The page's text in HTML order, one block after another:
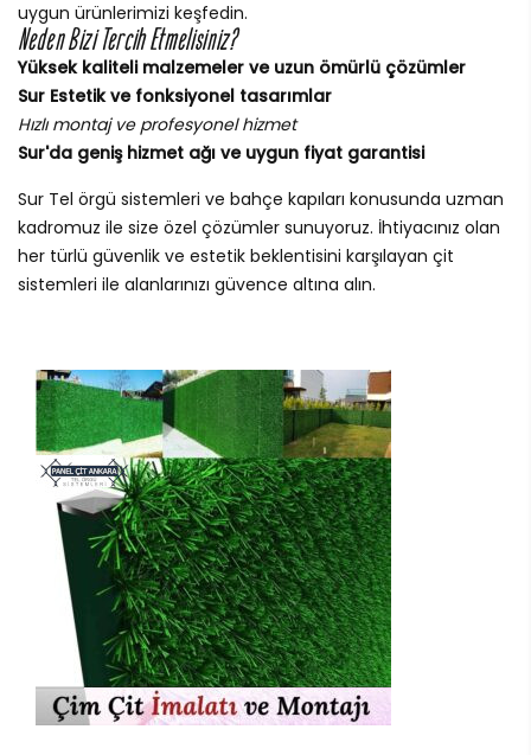
uygun ürünlerimizi keşfedin.
Neden Bizi Tercih Etmelisiniz?
Yüksek kaliteli malzemeler ve uzun ömürlü çözümler
Sur Estetik ve fonksiyonel tasarımlar
Hızlı montaj ve profesyonel hizmet
Sur'da geniş hizmet ağı ve uygun fiyat garantisi
Sur Tel örgü sistemleri ve bahçe kapıları konusunda uzman
kadromuz ile size özel çözümler sunuyoruz. İhtiyacınız olan
her türlü güvenlik ve estetik beklentisini karşılayan çit
sistemleri ile alanlarınızı güvence altına alın.